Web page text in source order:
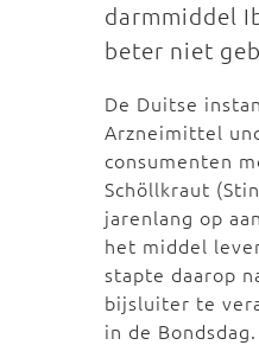
darmmiddel
beter niet
De Duitse
Arzneimittel
consumenten
Schöllkraut
jarenlang op
het middel
stapte daarop
bijsluiter te
in de Bondsdag.